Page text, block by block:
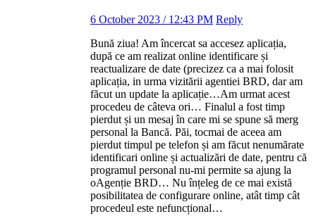
6 October 2023 / 12:43 PM Reply
Bună ziua! Am încercat sa accesez aplicația,
după ce am realizat online identificare și
reactualizare de date (precizez ca a mai folosit
aplicația, in urma vizitării agentiei BRD, dar am
făcut un update la aplicație…Am urmat acest
procedeu de câteva ori… Finalul a fost timp
pierdut și un mesaj în care mi se spune să merg
personal la Bancă. Păi, tocmai de aceea am
pierdut timpul pe telefon și am făcut nenumărate
identificari online și actualizări de date, pentru că
programul personal nu-mi permite sa ajung la
oAgenție BRD… Nu înțeleg de ce mai există
posibilitatea de configurare online, atât timp cât
procedeul este nefuncțional…